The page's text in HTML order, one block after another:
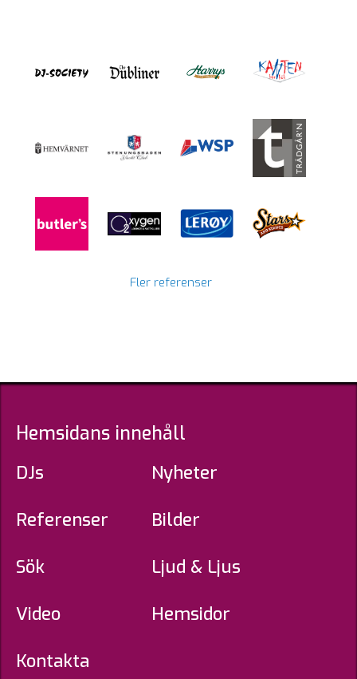
Fler referenser
Hemsidans innehåll
DJs Nyheter
Referenser Bilder
Sök Ljud & Ljus
Video Hemsidor
Kontakta